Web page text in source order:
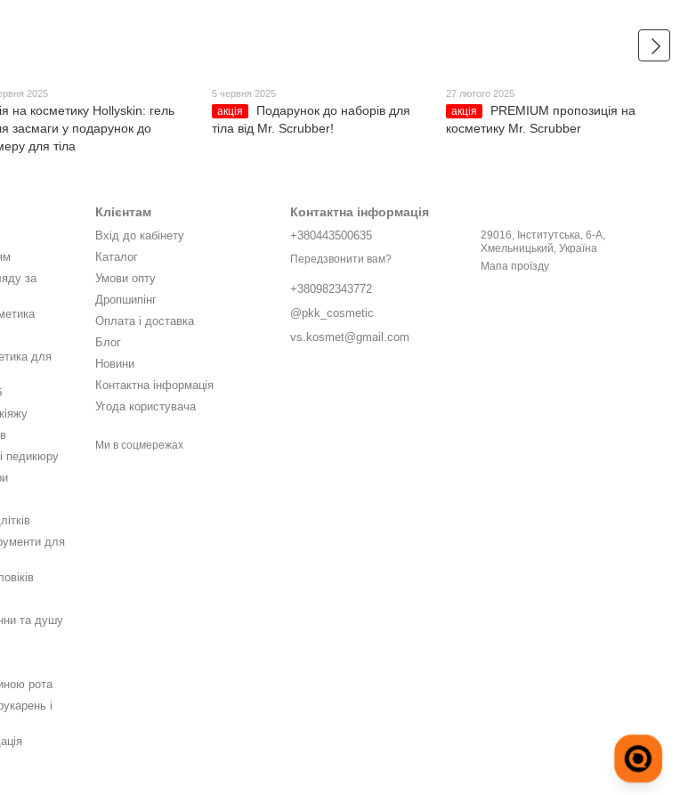
2025
на косметику Hollyskin: гель
засмаги у подарунок до
для тіла
5 червня 2025
акція
Подарунок до наборів для
тіла від Mr. Scrubber!
27 лютого 2025
акція
PREMIUM пропозиція на
косметику Mr. Scrubber
за
для
педикюру
для
та душу
рота
і
Клієнтам
Вхід до кабінету
Каталог
Умови опту
Дропшипінг
Оплата і доставка
Блог
Новини
Контактна інформація
Угода користувача
Ми в соцмережах
Контактна інформація
+380443500635
Передзвонити вам?
+380982343772
@pkk_cosmetic
vs.kosmet@gmail.com
29016, Інститутська, 6-A,
Хмельницький, Україна
Мапа проїзду